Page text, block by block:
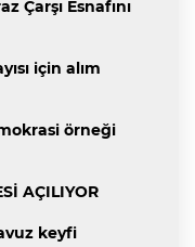
Çarşı Esnafını
için alım
örneği
AÇILIYOR
keyfi